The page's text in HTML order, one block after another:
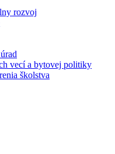
rozvoj
vecí a bytovej politiky
školstva